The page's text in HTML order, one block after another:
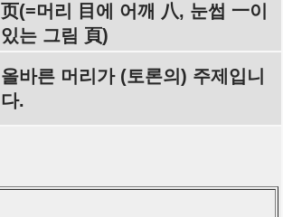
页(=머리 目에 어깨 八, 눈썹 一이
있는 그림 頁)
올바른 머리가 (토론의) 주제입니
다.